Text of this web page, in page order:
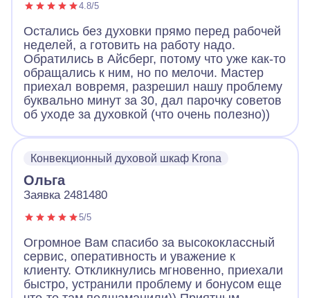
4.8/5
Остались без духовки прямо перед рабочей
неделей, а готовить на работу надо.
Обратились в Айсберг, потому что уже как-то
обращались к ним, но по мелочи. Мастер
приехал вовремя, разрешил нашу проблему
буквально минут за 30, дал парочку советов
об уходе за духовкой (что очень полезно))
Конвекционный духовой шкаф Krona
Ольга
Заявка 2481480
5/5
Огромное Вам спасибо за высококлассный
сервис, оперативность и уважение к
клиенту. Откликнулись мгновенно, приехали
быстро, устранили проблему и бонусом еще